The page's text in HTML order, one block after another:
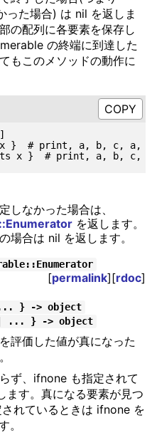
った場合) は nil を返しま
の配列に各要素を保存し
の終端に到達した
もこのメソッドの動作に
x }  # print, a, b, c, a,
しなかった場合は、
を返します。
場合は nil を返します。
[permalink][rdoc]
} -> object
... } -> object
評価した値が真になった
ず、ifnone も指定されて
ます。真になる要素が見つ
れているときは ifnone を
。